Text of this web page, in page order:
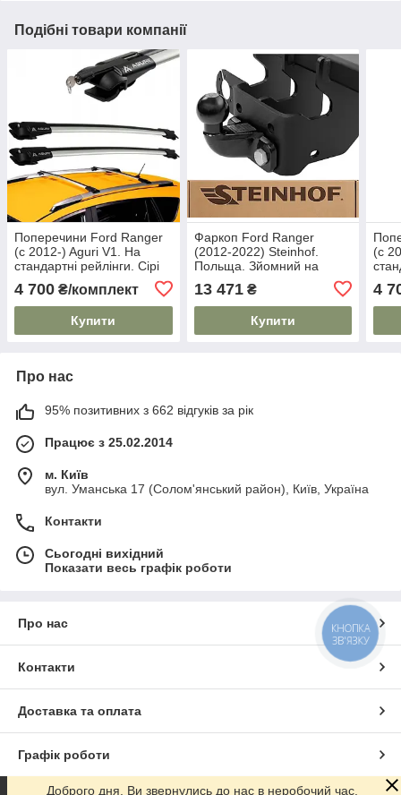
Подібні товари компанії
Поперечини Ford Ranger
(c 2012-) Aguri V1. На
стандартні рейлінги. Сірі
4 700 ₴/комплект
Купити
Фаркоп Ford Ranger
(2012-2022) Steinhof.
Польща. Зйомний на
13 471₴
Купити
(c
4
Про нас
95% позитивних з 662 відгуків за рік
Працює з 25.02.2014
м. Київ
вул. Уманська 17 (Солом'янський район), Київ, Україна
Контакти
Сьогодні вихідний
Показати весь графік роботи
Про нас
Контакти
Доставка та оплата
Графік роботи
Доброго дня. Ви звернулись до нас в неробочий час.
КНОПКА
ЗВ'ЯЗКУ